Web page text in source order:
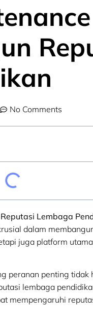
No Comments
Lembaga
dalam
juga platform
peranan penting tidak
lembaga
mempengaruhi